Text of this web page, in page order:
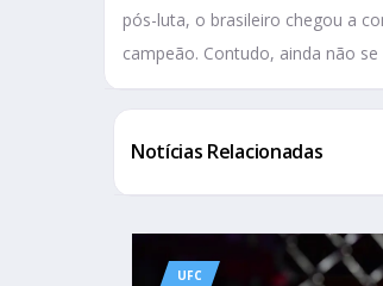
pós-luta, o brasileiro chegou a
campeão. Contudo, ainda não
Notícias Relacionadas
UFC